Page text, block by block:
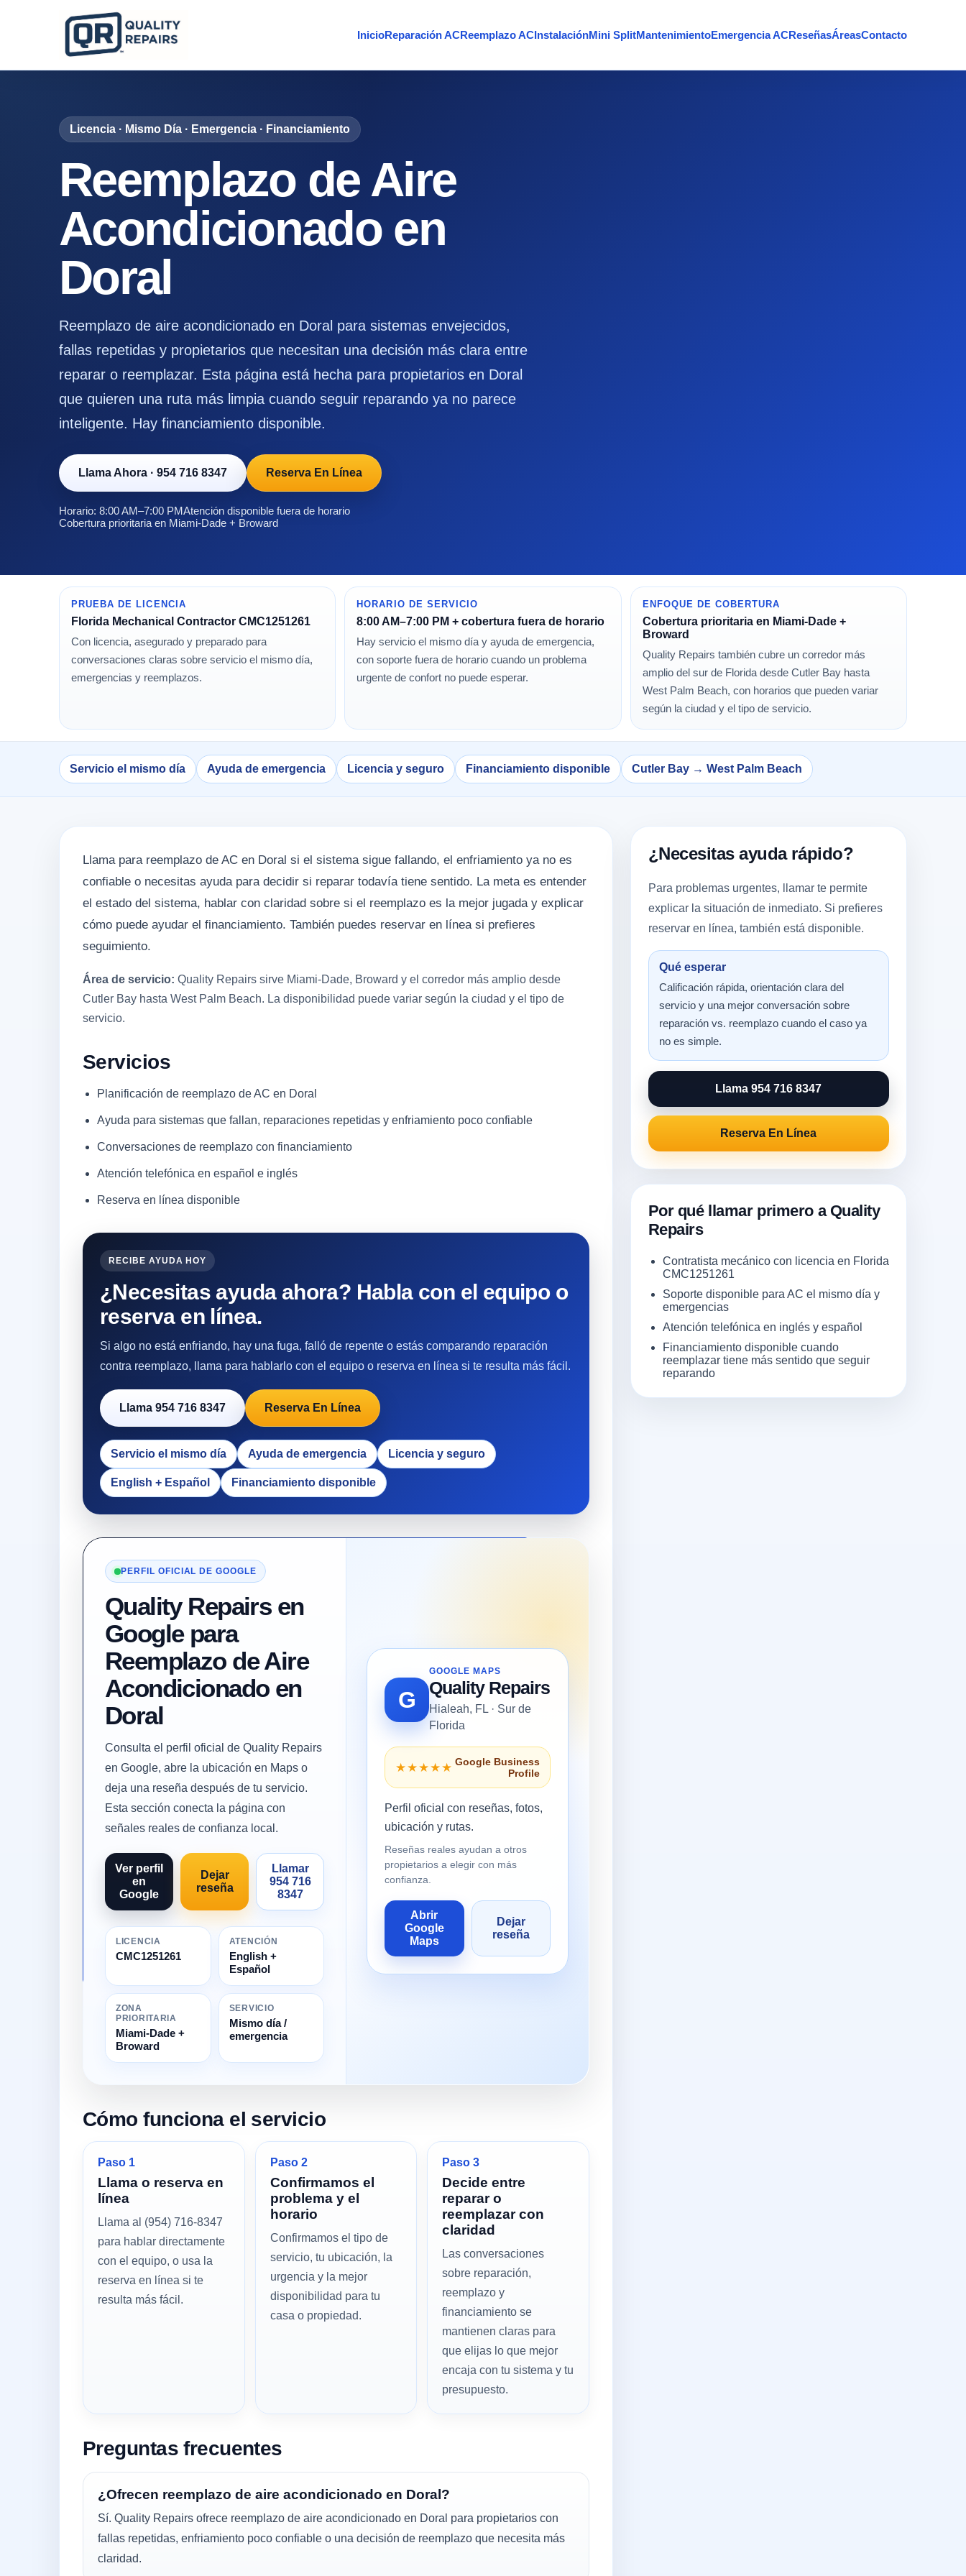
InicioReparación ACReemplazo ACInstalaciónMini SplitMantenimientoEmergencia ACReseñasÁreasContacto
Licencia · Mismo Día · Emergencia · Financiamiento
Reemplazo de Aire
Acondicionado en
Doral
Reemplazo de aire acondicionado en Doral para sistemas envejecidos,
fallas repetidas y propietarios que necesitan una decisión más clara entre
reparar o reemplazar. Esta página está hecha para propietarios en Doral
que quieren una ruta más limpia cuando seguir reparando ya no parece
inteligente. Hay financiamiento disponible.
Llama Ahora · 954 716 8347 Reserva En Línea
Horario: 8:00 AM–7:00 PMAtención disponible fuera de horario
Cobertura prioritaria en Miami-Dade + Broward
PRUEBA DE LICENCIA
Florida Mechanical Contractor CMC1251261
Con licencia, asegurado y preparado para
conversaciones claras sobre servicio el mismo día,
emergencias y reemplazos.
HORARIO DE SERVICIO
8:00 AM–7:00 PM + cobertura fuera de horario
Hay servicio el mismo día y ayuda de emergencia,
con soporte fuera de horario cuando un problema
urgente de confort no puede esperar.
ENFOQUE DE COBERTURA
Cobertura prioritaria en Miami-Dade +
Broward
Quality Repairs también cubre un corredor más
amplio del sur de Florida desde Cutler Bay hasta
West Palm Beach, con horarios que pueden variar
según la ciudad y el tipo de servicio.
Servicio el mismo día Ayuda de emergencia Licencia y seguro Financiamiento disponible Cutler Bay → West Palm Beach
Llama para reemplazo de AC en Doral si el sistema sigue fallando, el enfriamiento ya no es
confiable o necesitas ayuda para decidir si reparar todavía tiene sentido. La meta es entender
el estado del sistema, hablar con claridad sobre si el reemplazo es la mejor jugada y explicar
cómo puede ayudar el financiamiento. También puedes reservar en línea si prefieres
seguimiento.
Área de servicio: Quality Repairs sirve Miami-Dade, Broward y el corredor más amplio desde
Cutler Bay hasta West Palm Beach. La disponibilidad puede variar según la ciudad y el tipo de
servicio.
Servicios
Planificación de reemplazo de AC en Doral
Ayuda para sistemas que fallan, reparaciones repetidas y enfriamiento poco confiable
Conversaciones de reemplazo con financiamiento
Atención telefónica en español e inglés
Reserva en línea disponible
RECIBE AYUDA HOY
¿Necesitas ayuda ahora? Habla con el equipo o
reserva en línea.
Si algo no está enfriando, hay una fuga, falló de repente o estás comparando reparación
contra reemplazo, llama para hablarlo con el equipo o reserva en línea si te resulta más fácil.
Llama 954 716 8347 Reserva En Línea
Servicio el mismo día Ayuda de emergencia Licencia y seguro
English + Español Financiamiento disponible
PERFIL OFICIAL DE GOOGLE
Quality Repairs en
Google para
Reemplazo de Aire
Acondicionado en
Doral
Consulta el perfil oficial de Quality Repairs
en Google, abre la ubicación en Maps o
deja una reseña después de tu servicio.
Esta sección conecta la página con
señales reales de confianza local.
Ver perfil
en
Google
Dejar
reseña
Llamar
954 716
8347
LICENCIA
CMC1251261
ATENCIÓN
English +
Español
ZONA
PRIORITARIA
Miami-Dade +
Broward
SERVICIO
Mismo día /
emergencia
G
GOOGLE MAPS
Quality Repairs
Hialeah, FL · Sur de
Florida
★★★★★ Google Business
Profile
Perfil oficial con reseñas, fotos,
ubicación y rutas.
Reseñas reales ayudan a otros
propietarios a elegir con más
confianza.
Abrir
Google
Maps
Dejar
reseña
Cómo funciona el servicio
Paso 1
Llama o reserva en
línea
Llama al (954) 716-8347
para hablar directamente
con el equipo, o usa la
reserva en línea si te
resulta más fácil.
Paso 2
Confirmamos el
problema y el
horario
Confirmamos el tipo de
servicio, tu ubicación, la
urgencia y la mejor
disponibilidad para tu
casa o propiedad.
Paso 3
Decide entre
reparar o
reemplazar con
claridad
Las conversaciones
sobre reparación,
reemplazo y
financiamiento se
mantienen claras para
que elijas lo que mejor
encaja con tu sistema y tu
presupuesto.
Preguntas frecuentes
¿Ofrecen reemplazo de aire acondicionado en Doral?
Sí. Quality Repairs ofrece reemplazo de aire acondicionado en Doral para propietarios con
fallas repetidas, enfriamiento poco confiable o una decisión de reemplazo que necesita más
claridad.
¿Necesitas ayuda rápido?
Para problemas urgentes, llamar te permite
explicar la situación de inmediato. Si prefieres
reservar en línea, también está disponible.
Qué esperar
Calificación rápida, orientación clara del
servicio y una mejor conversación sobre
reparación vs. reemplazo cuando el caso ya
no es simple.
Llama 954 716 8347
Reserva En Línea
Por qué llamar primero a Quality
Repairs
Contratista mecánico con licencia en Florida
CMC1251261
Soporte disponible para AC el mismo día y
emergencias
Atención telefónica en inglés y español
Financiamiento disponible cuando
reemplazar tiene más sentido que seguir
reparando